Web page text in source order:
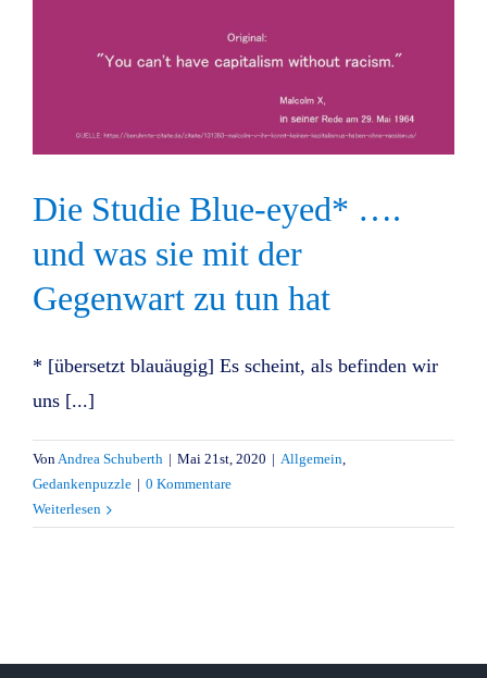
Die Studie Blue-eyed* ….
und was sie mit der
Gegenwart zu tun hat
* [übersetzt blauäugig] Es scheint, als befinden wir
uns [...]
VonAndrea Schuberth | Mai 21st, 2020 | Allgemein,
Gedankenpuzzle | 0 Kommentare
Weiterlesen